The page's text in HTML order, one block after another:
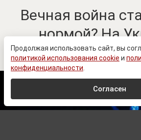
Вечная война
нормой? На
сделали тяжелое
Продолжая использовать сайт, вы
политикой использования cookie и
конфиденциальности
Согласен